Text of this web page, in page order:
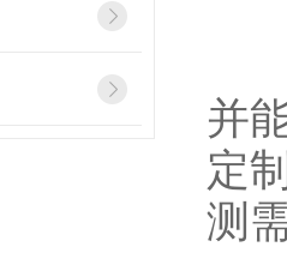
并
定
测